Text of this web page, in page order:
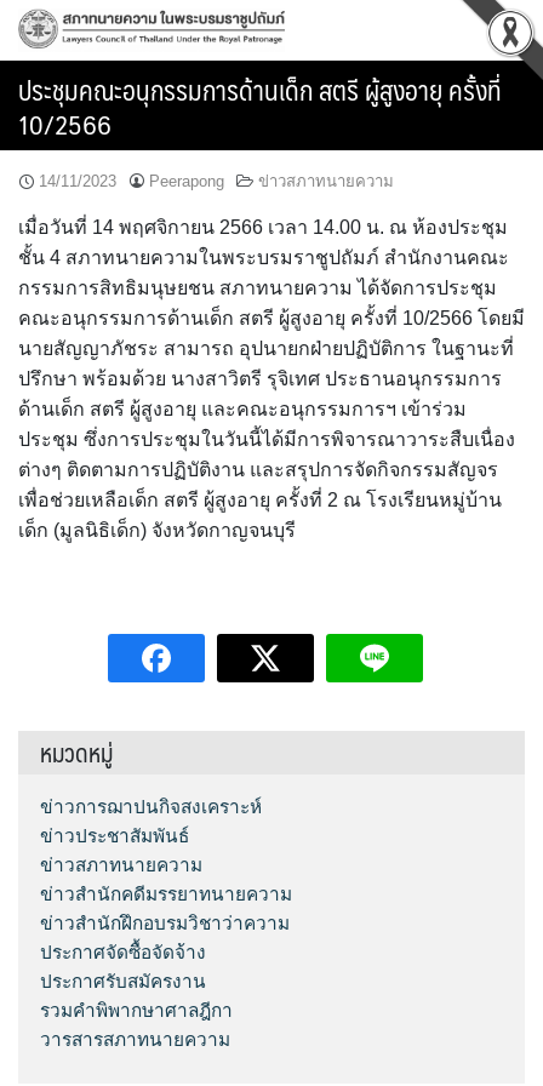
Skip
ประชุมคณะอนุกรรมการด้านเด็ก สตรี ผู้สูงอายุ ครั้งที่
10/2566
14/11/2023 Peerapong ข่าวสภาทนายความ
เมื่อวันที่ 14 พฤศจิกายน 2566 เวลา 14.00 น. ณ ห้องประชุม
ชั้น 4 สภาทนายความในพระบรมราชูปถัมภ์ สำนักงานคณะ
กรรมการสิทธิมนุษยชน สภาทนายความ ได้จัดการประชุม
คณะอนุกรรมการด้านเด็ก สตรี ผู้สูงอายุ ครั้งที่ 10/2566 โดยมี
นายสัญญาภัชระ สามารถ อุปนายกฝ่ายปฏิบัติการ ในฐานะที่
ปรึกษา พร้อมด้วย นางสาวิตรี รุจิเทศ ประธานอนุกรรมการ
ด้านเด็ก สตรี ผู้สูงอายุ และคณะอนุกรรมการฯ เข้าร่วม
ประชุม ซึ่งการประชุมในวันนี้ได้มีการพิจารณาวาระสืบเนื่อง
ต่างๆ ติดตามการปฏิบัติงาน และสรุปการจัดกิจกรรมสัญจร
เพื่อช่วยเหลือเด็ก สตรี ผู้สูงอายุ ครั้งที่ 2 ณ โรงเรียนหมู่บ้าน
เด็ก (มูลนิธิเด็ก) จังหวัดกาญจนบุรี
หมวดหมู่
ข่าวการฌาปนกิจสงเคราะห์
ข่าวประชาสัมพันธ์
ข่าวสภาทนายความ
ข่าวสำนักคดีมรรยาทนายความ
ข่าวสำนักฝึกอบรมวิชาว่าความ
ประกาศจัดซื้อจัดจ้าง
ประกาศรับสมัครงาน
รวมคำพิพากษาศาลฎีกา
วารสารสภาทนายความ